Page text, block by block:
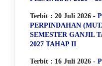
Terbit : 20 Juli 2026 -
PERPINDAHAN
SEMESTER GANJIL
2027 TAHAP II
Terbit : 16 Juli 2026 -